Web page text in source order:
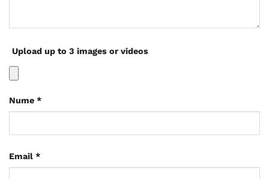
Upload up to 3 images or videos
Nume *
Email *